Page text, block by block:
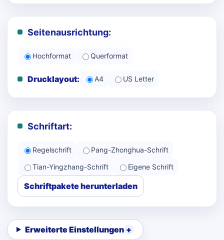
Seitenausrichtung:
Hochformat Querformat
Drucklayout: A4 US Letter
Schriftart:
Regelschrift
Pang-Zhonghua-Schrift
Tian-Yingzhang-Schrift
Eigene Schrift
Schriftpakete herunterladen
Erweiterte Einstellungen